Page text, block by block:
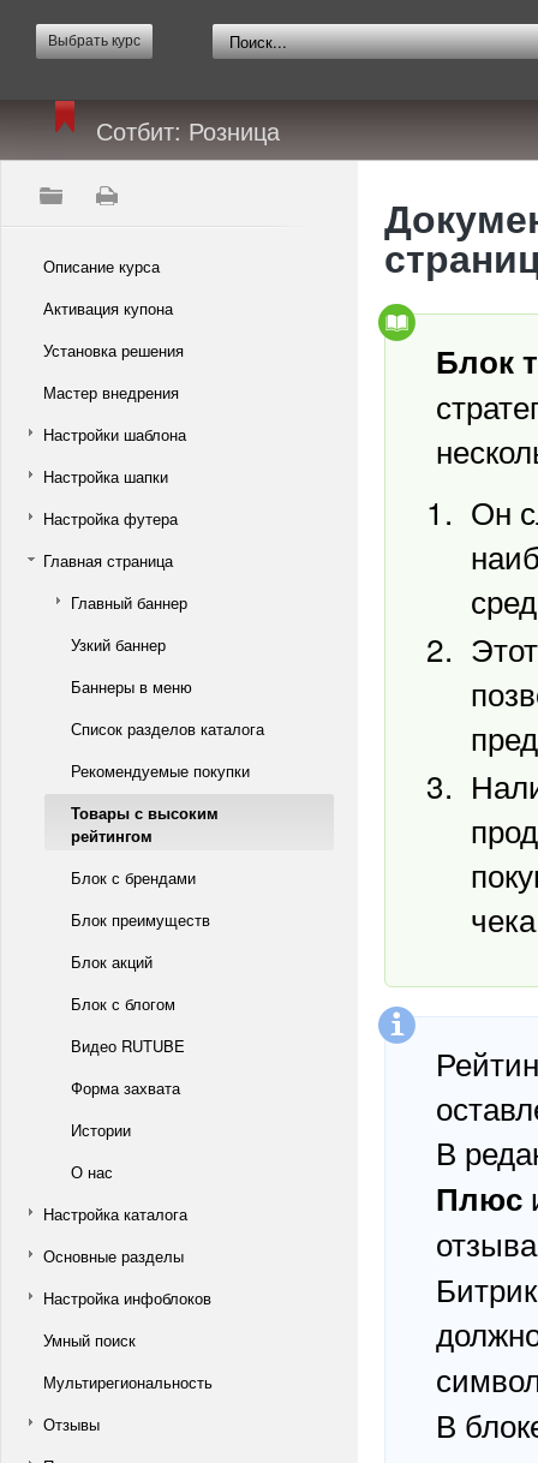
Выбрать курс
Сотбит: Розница
Описание курса
Активация купона
Установка решения
Мастер внедрения
Настройки шаблона
Настройка шапки
Настройка футера
Главная страница
Главный баннер
Узкий баннер
Баннеры в меню
Список разделов каталога
Рекомендуемые покупки
Товары с высоким
рейтингом
Блок с брендами
Блок преимуществ
Блок акций
Блок с блогом
Видео RUTUBE
Форма захвата
Истории
О нас
Настройка каталога
Основные разделы
Настройка инфоблоков
Умный поиск
Мультирегиональность
Отзывы
Блок
Он
В
Плюс
В